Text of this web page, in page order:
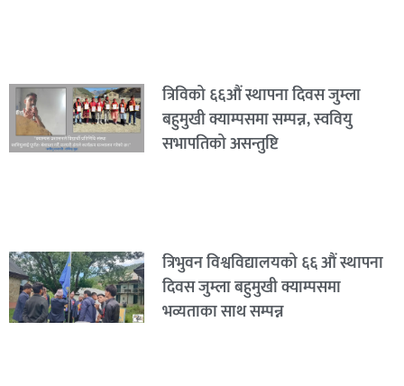
त्रिविको ६६औं स्थापना दिवस जुम्ला
बहुमुखी क्याम्पसमा सम्पन्न, स्ववियु
सभापतिको असन्तुष्टि
त्रिभुवन विश्वविद्यालयको ६६ औं स्थापना
दिवस जुम्ला बहुमुखी क्याम्पसमा
भव्यताका साथ सम्पन्न